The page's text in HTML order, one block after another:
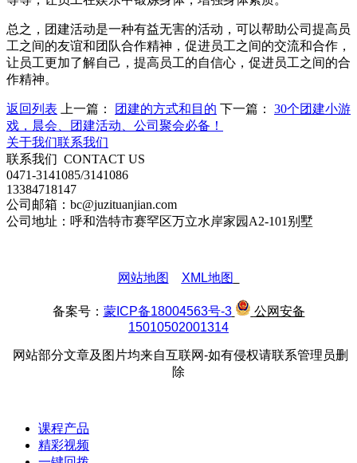
总之，团建活动是一种有益无害的活动，可以帮助公司提高员
工之间的友谊和团队合作精神，促进员工之间的交流和合作，
让员工更加了解自己，提高员工的自信心，促进员工之间的合
作精神。
返回列表 上一篇： 团建的方式和目的 下一篇： 30个团建小游
戏，晨会、团建活动、公司聚会必备！
关于我们联系我们
联系我们 CONTACT US
0471-3141085/3141086
13384718147
公司邮箱：bc@juzituanjian.com
公司地址：呼和浩特市赛罕区万立水岸家园A2-101别墅
网站地图 XML地图
备案号： 蒙ICP备18004563号-3
公网安备
15010502001314
网站部分文章及图片均来自互联网-如有侵权请联系管理员删
除
课程产品
精彩视频